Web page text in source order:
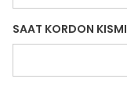
SAAT KORDON